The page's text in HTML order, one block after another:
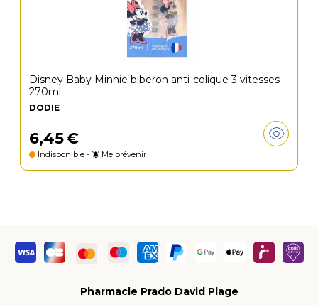
Disney Baby Minnie biberon anti-colique 3 vitesses
270ml
DODIE
6,45€
Indisponible - Me prévenir
Pharmacie Prado David Plage